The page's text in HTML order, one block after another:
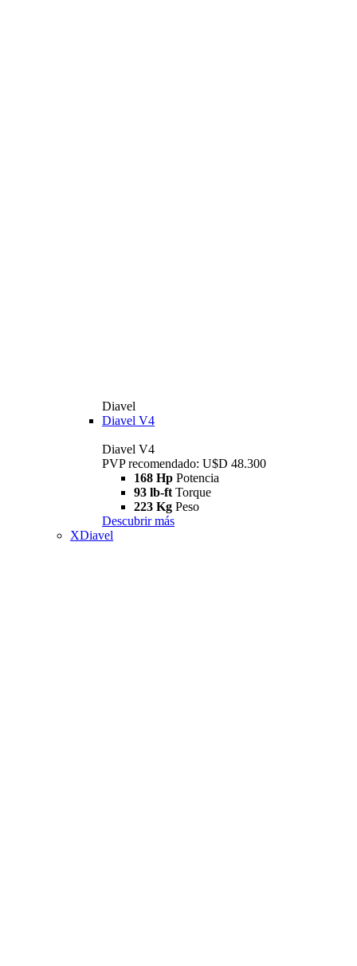
Diavel
Diavel V4
Diavel V4
PVP recomendado: U$D 48.300
168 Hp Potencia
93 lb-ft Torque
223 Kg Peso
Descubrir más
XDiavel